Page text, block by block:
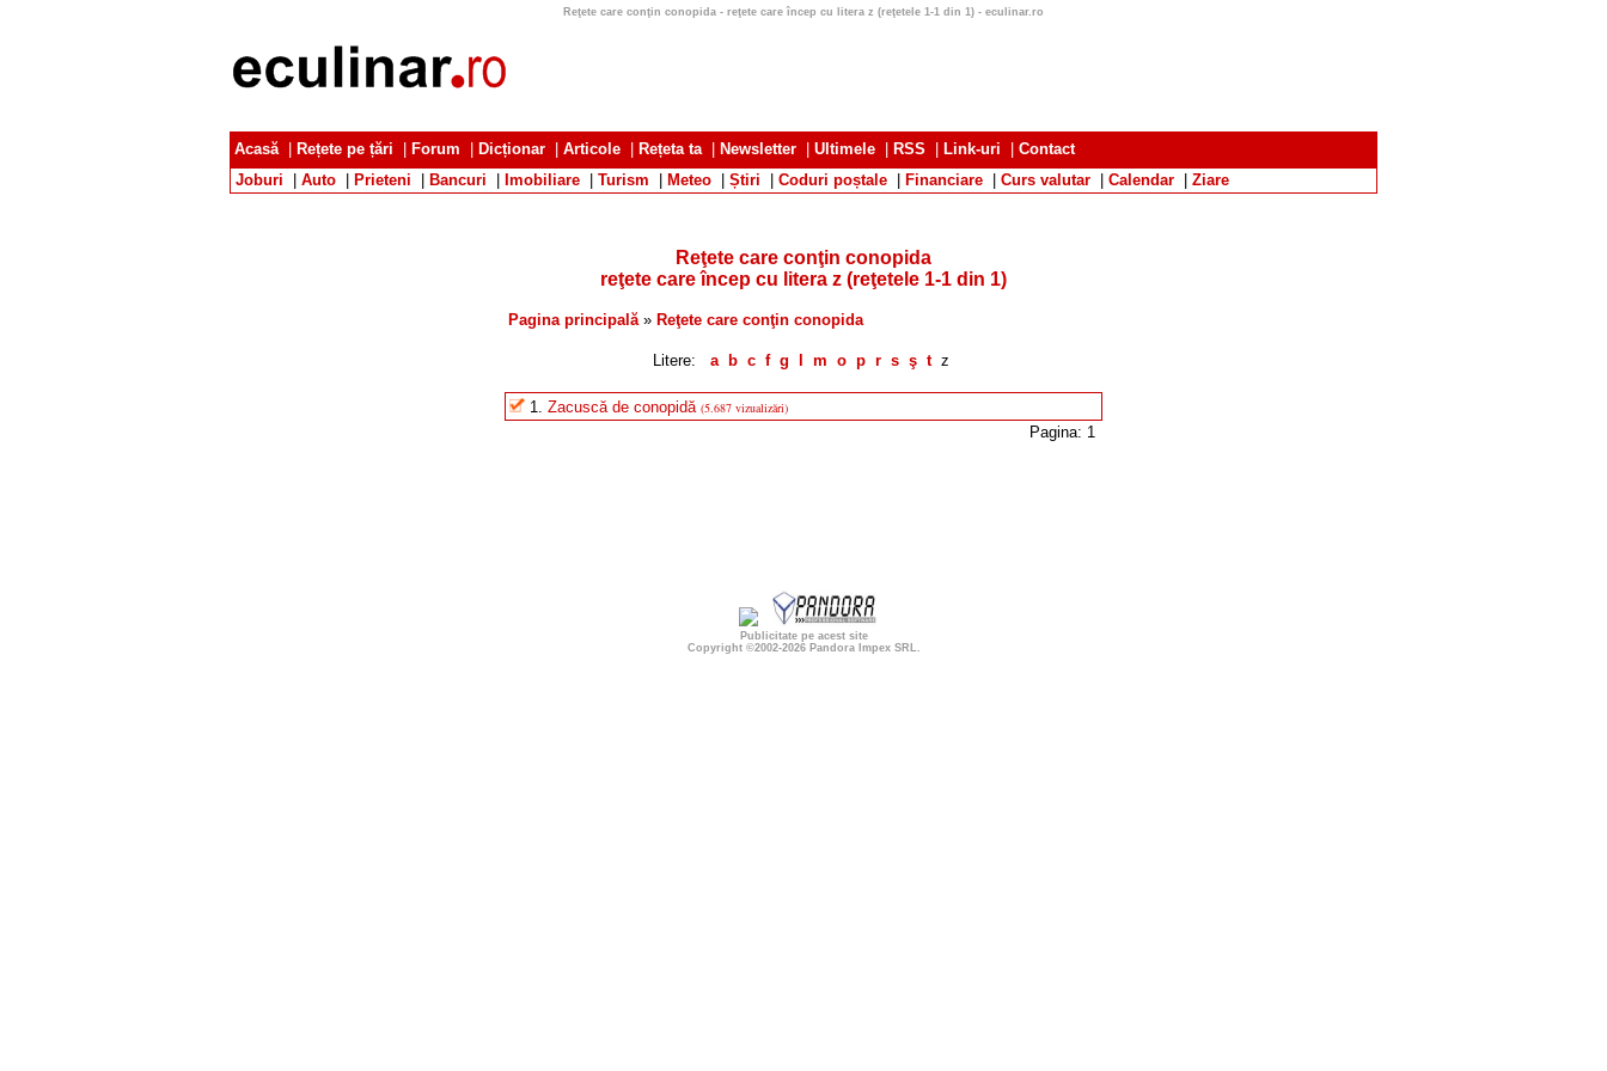
Reţete care conţin conopida - reţete care încep cu litera z (reţetele 1-1 din 1) - eculinar.ro
Acasă| Rețete pe țări Forum Dicționar Articole Rețeta ta| Newsletter Ultimele RSS Link-uri
Contact
Joburi
Auto Prieteni Bancuri Imobiliare Turism Meteo Știri Coduri poștale Financiare Curs valutar Calendar Ziare
Reţete care conţin conopida
reţete care încep cu litera z (reţetele 1-1 din 1)
Pagina principală» Reţete care conţin conopida
Litere: a b c f g m o p r s ş tz
1. Zacuscă de conopidă (5.687 vizualizări)
Pagina: 1
Publicitate pe acest site
Copyright ©2002-2026 Pandora Impex SRL.